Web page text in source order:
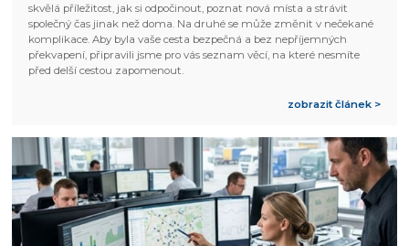
skvělá příležitost, jak si odpočinout, poznat nová místa a strávit
společný čas jinak než doma. Na druhé se může změnit v nečekané
komplikace. Aby byla vaše cesta bezpečná a bez nepříjemných
překvapení, připravili jsme pro vás seznam věcí, na které nesmíte
před delší cestou zapomenout.
zobrazit článek >